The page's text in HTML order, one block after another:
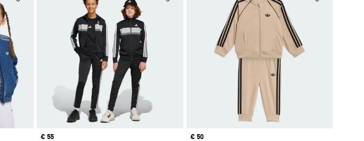
Price
€ 55
Price
€ 50